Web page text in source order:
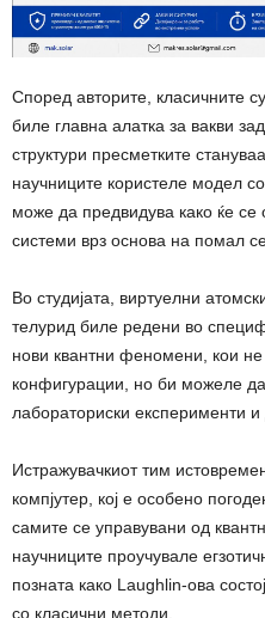
Според авторите, класичните
биле главна алатка за вакви
структури пресметките
научниците користеле модел
може да предвидува како ќе се
системи врз основа на помал
Во студијата, виртуелни
телурид биле редени во
нови квантни феномени, кои
конфигурации, но би можеле
лабораториски експерименти и
Истражувачкиот тим
компјутер, кој е особено
самите се управувани од
научниците проучувале
позната како Laughlin-ова
со класични методи.